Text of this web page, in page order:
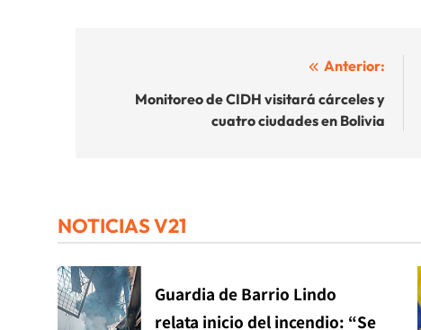
Anterior:
Monitoreo de CIDH visitará cárceles y
cuatro ciudades en Bolivia
NOTICIAS V21
Guardia de Barrio Lindo
relata inicio del incendio: “Se